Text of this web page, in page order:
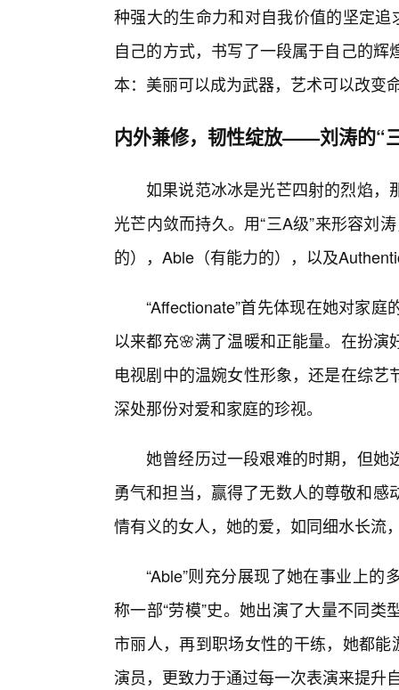
种强大的生命力和对自我价值的坚定
自己的方式，书写了一段属于自己的
本：美丽可以成为武器，艺术可以改变
内外兼修，韧性绽放——刘涛的“
如果说范冰冰是光芒四射的烈焰，
光芒内敛而持久。用“三A级”来形容刘
的），Able（有能力的），以及
“Affectionate”首先体现在她对家
以来都充🌸满了温暖和正能量。在扮
电视剧中的温婉女性形象，还是在综
深处那份对爱和家庭的珍视。
她曾经历过一段艰难的时期，但她
勇气和担当，赢得了无数人的尊敬和
情有义的女人，她的爱，如同细水长流
“Able”则充分展现了她在事业上
称一部“劳模”史。她出演了大量不同
市丽人，再到职场女性的干练，她都
演员，更致力于通过每一次表演来提升